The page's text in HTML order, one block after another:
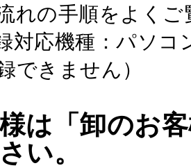
れの手順をよくご
対応機種：パソ
できません）
は「卸のお
い。